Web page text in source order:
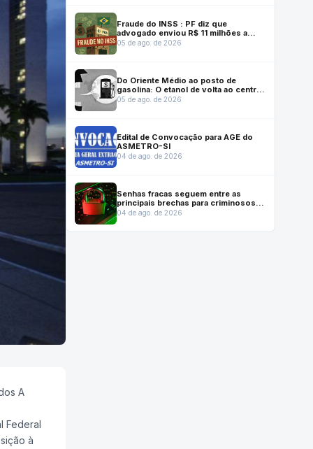
A
Federal
à
Fraude do INSS : PF diz que
advogado enviou R$ 11 milhões a
mulher de senador Weverton Rocha e
05 de ago. de 2026
Do Oriente Médio ao posto de
gasolina: O etanol de volta ao centro
da economia
05 de ago. de 2026
Edital de Convocação para AGE do
ASMETRO-SI
04 de ago. de 2026
Senhas fracas seguem entre as
principais brechas para criminosos
digitais
04 de ago. de 2026